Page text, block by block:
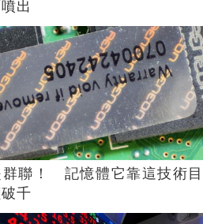
出
群聯！ 記憶體它靠這技術目
千